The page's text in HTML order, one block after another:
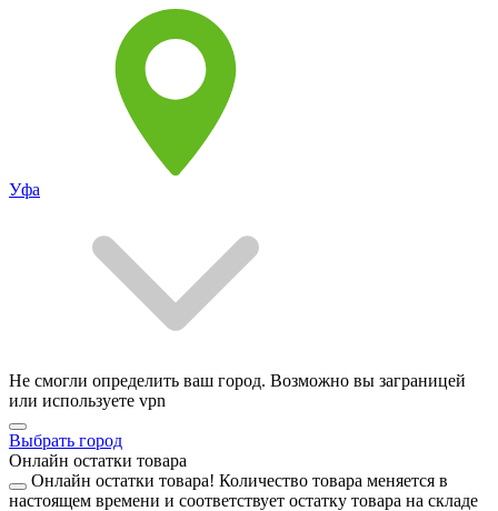
Уфа
Не смогли определить ваш город. Возможно вы заграницей
или используете vpn
Выбрать город
Онлайн остатки товара
Онлайн остатки товара! Количество товара меняется в
настоящем времени и соответствует остатку товара на складе